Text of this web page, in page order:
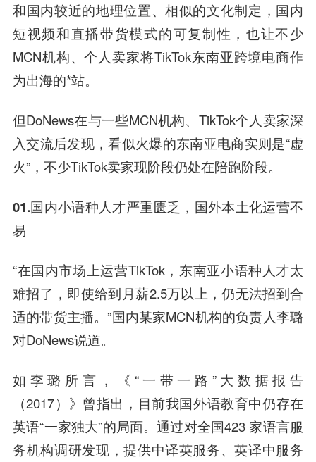
和国内较近的地理位置、相似的文化制定，国内
短视频和直播带货模式的可复制性，也让不少
MCN机构、个人卖家将TikTok东南亚跨境电商作
为出海的*站。
但DoNews在与一些MCN机构、TikTok个人卖家深
入交流后发现，看似火爆的东南亚电商实则是“虚
火”，不少TikTok卖家现阶段仍处在陪跑阶段。
01.国内小语种人才严重匮乏，国外本土化运营不
易
“在国内市场上运营TikTok，东南亚小语种人才太
难招了，即使给到月薪2.5万以上，仍无法招到合
适的带货主播。”国内某家MCN机构的负责人李璐
对DoNews说道。
如李璐所言，《“一带一路”大数据报告
（2017）》曾指出，目前我国外语教育中仍存在
英语“一家独大”的局面。通过对全国423 家语言服
务机构调研发现，提供中译英服务、英译中服务